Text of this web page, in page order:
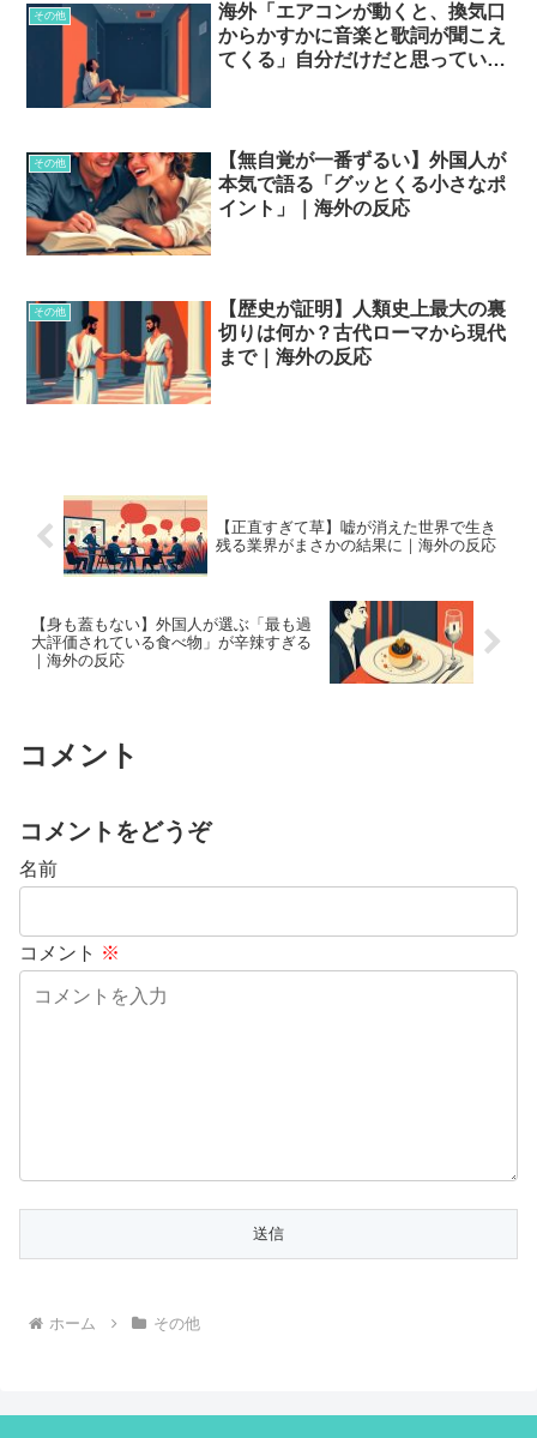
その他
海外「エアコンが動くと、換気口
からかすかに音楽と歌詞が聞こえ
てくる」自分だけだと思っていた
その他
【無自覚が一番ずるい】外国人が
本気で語る「グッとくる小さなポ
イント」｜海外の反応
その他
【歴史が証明】人類史上最大の裏
切りは何か？古代ローマから現代
まで｜海外の反応
【正直すぎて草】嘘が消えた世界で生き
残る業界がまさかの結果に｜海外の反応
【身も蓋もない】外国人が選ぶ「最も過
大評価されている食べ物」が辛辣すぎる
｜海外の反応
コメント
コメントをどうぞ
名前
コメント ※
ホーム その他